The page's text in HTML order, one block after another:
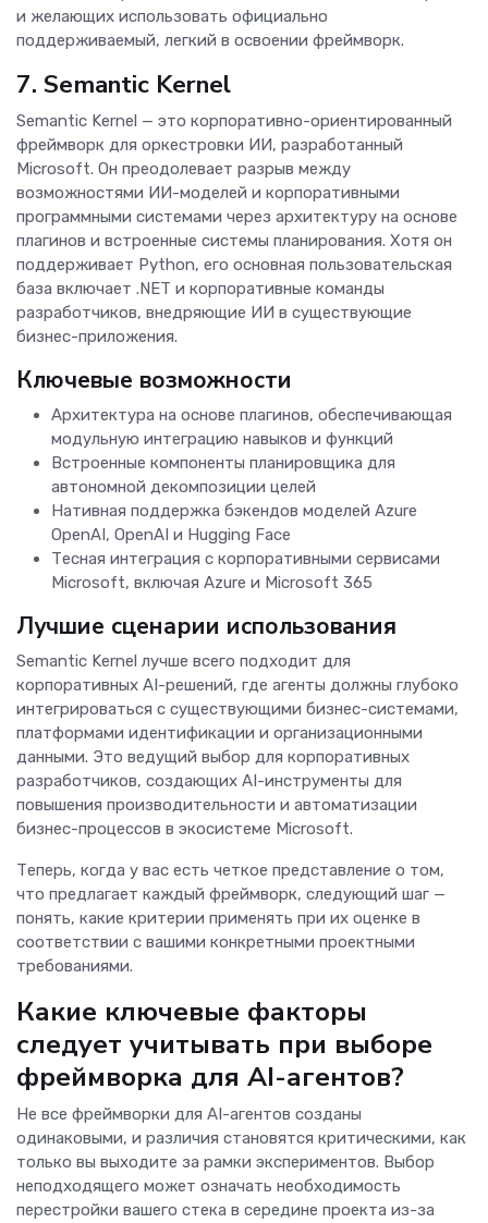
и желающих использовать официально
поддерживаемый, легкий в освоении фреймворк.
7. Semantic Kernel
Semantic Kernel — это корпоративно-ориентированный
фреймворк для оркестровки ИИ, разработанный
Microsoft. Он преодолевает разрыв между
возможностями ИИ-моделей и корпоративными
программными системами через архитектуру на основе
плагинов и встроенные системы планирования. Хотя он
поддерживает Python, его основная пользовательская
база включает .NET и корпоративные команды
разработчиков, внедряющие ИИ в существующие
бизнес-приложения.
Ключевые возможности
Архитектура на основе плагинов, обеспечивающая
модульную интеграцию навыков и функций
Встроенные компоненты планировщика для
автономной декомпозиции целей
Нативная поддержка бэкендов моделей Azure
OpenAI, OpenAI и Hugging Face
Тесная интеграция с корпоративными сервисами
Microsoft, включая Azure и Microsoft 365
Лучшие сценарии использования
Semantic Kernel лучше всего подходит для
корпоративных AI-решений, где агенты должны глубоко
интегрироваться с существующими бизнес-системами,
платформами идентификации и организационными
данными. Это ведущий выбор для корпоративных
разработчиков, создающих AI-инструменты для
повышения производительности и автоматизации
бизнес-процессов в экосистеме Microsoft.
Теперь, когда у вас есть четкое представление о том,
что предлагает каждый фреймворк, следующий шаг —
понять, какие критерии применять при их оценке в
соответствии с вашими конкретными проектными
требованиями.
Какие ключевые факторы
следует учитывать при выборе
фреймворка для AI-агентов?
Не все фреймворки для AI-агентов созданы
одинаковыми, и различия становятся критическими, как
только вы выходите за рамки экспериментов. Выбор
неподходящего может означать необходимость
перестройки вашего стека в середине проекта из-за